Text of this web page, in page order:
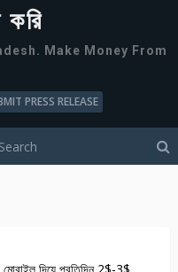
Make Money From
PRESS RELEASE